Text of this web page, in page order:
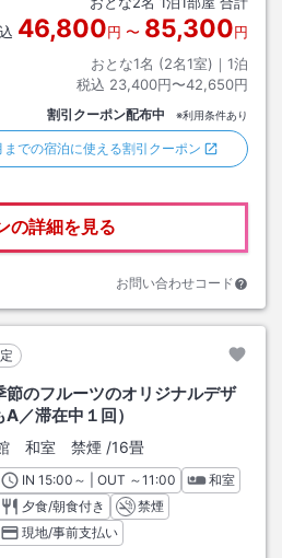
46,800円 〜 85,300円
おとな1名 (2名1室)｜ 1泊
税込 23,400円〜42,650円
割引クーポン配布中 ※利用条件あり
までの宿泊に使える割引クーポン
の詳細を見る
お問い合わせコード
節のフルーツのオリジナルデザ
／滞在中１回）
館 和室 禁煙 /16畳
INチェックイン
15:00 ～ | OUT チェックアウト
～11:00
和室
夕食/朝食付き
禁煙
現地/事前支払い